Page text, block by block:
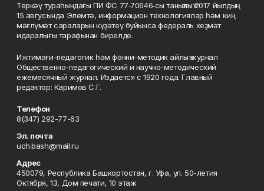
Теркәү тураһындағы ПИ ФС 77‑70646‑сы таныҡлыҡ 2017 йылдың
15 авгусында Элемтә, информацион технологиялар һәм киң
мәғлүмәт сараларын күҙәтеү буйынса федераль хеҙмәт
идаралығы тарафынан бирелде.
Ижтимағи-педагогик һәм фәнни-методик айлыҡ журнал
Общественно-педагогический и научно-методический
ежемесячный журнал. Издается с 1920 года. Главный
редактор: Каримов С.Г.
Телефон
8(347) 292-77-63
Эл. почта
uch.bash@mail.ru
Адрес
450079, Республика Башкортостан, г. Уфа, ул. 50-летия
Октября, 13, Дом печати, 10 этаж